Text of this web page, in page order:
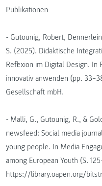
Publikationen
- Gutounig, Robert,
S. (2025). Didaktische
Reflexion im Digital Design.
innovativ anwenden (pp.
Gesellschaft mbH.
- Malli, G., Gutounig, R., &
newsfeed: Social media
young people. In Media
among European Youth (S.
https://library.oapen.org/